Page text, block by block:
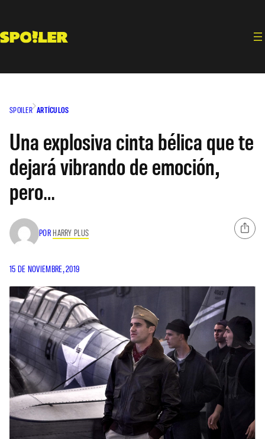
contenido
SPOILER ARTÍCULOS
Una explosiva cinta bélica que te
dejará vibrando de emoción,
pero…
POR HARRY PLUS
15 DE NOVIEMBRE, 2019